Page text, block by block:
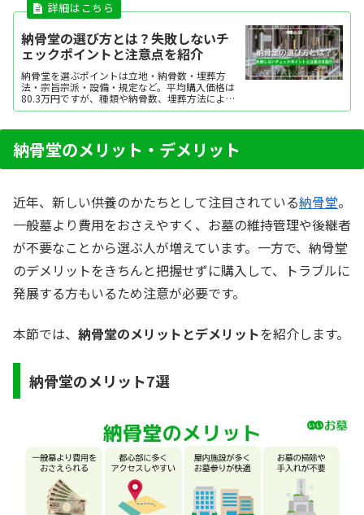
納骨堂の選び方とは？失敗しないチ
ェックポイントと注意点を紹介
納骨堂を選ぶポイントは立地・納骨数・埋葬方
法・宗旨宗派・設備・規定など。平均購入価格は
80.3万円ですが、種類や納骨数、埋葬方法によっ
て費用は変動します。ここでは、納骨堂を選ぶポ
納骨堂のメリット・デメリット
近年、新しい供養のかたちとして注目されている納骨堂。
一般墓より費用をおさえやすく、お墓の維持管理や後継者
が不要なことから選ぶ人が増えています。一方で、納骨堂
のデメリットをきちんと把握せずに購入して、トラブルに
発展する方もいるため注意が必要です。
本節では、 納骨堂のメリットとデメリットを紹介します。
納骨堂のメリット7選